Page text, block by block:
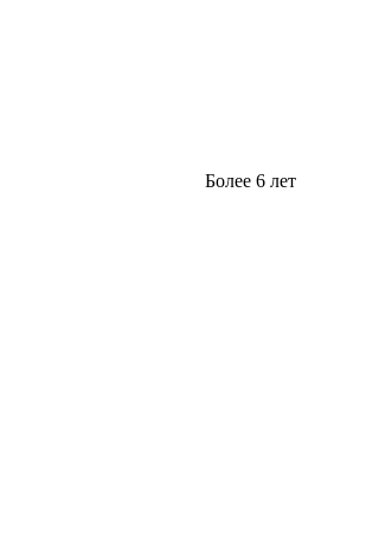
Более 6 лет